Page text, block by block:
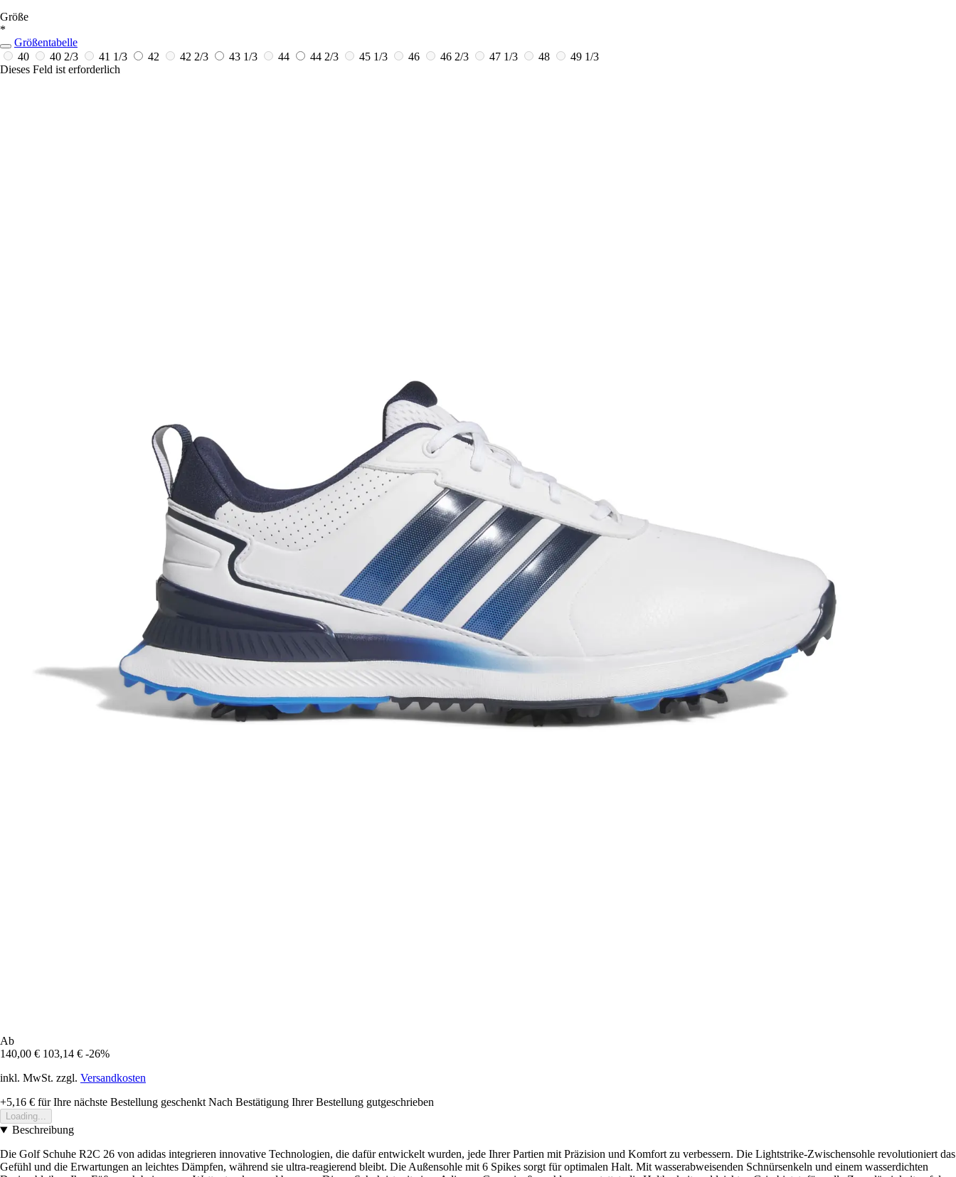
Größe
*
Größentabelle
40
40 2/3 41 1/3 42 42 2/3 43 1/3 44 44 2/3 45 1/3 46 46 2/3 47 1/3 48
49 1/3
Dieses Feld ist erforderlich
Ab
140,00 € 103,14 € -26%
inkl. MwSt. zzgl. Versandkosten
+5,16 € für Ihre nächste Bestellung geschenkt Nach Bestätigung Ihrer Bestellung gutgeschrieben
Loading...
Beschreibung
Die Golf Schuhe R2C 26 von adidas integrieren innovative Technologien, die dafür entwickelt wurden, jede Ihrer Partien mit Präzision und Komfort zu verbessern. Die Lightstrike-Zwischensohle revolutioniert das
Gefühl und die Erwartungen an leichtes Dämpfen, während sie ultra-reagierend bleibt. Die Außensohle mit 6 Spikes sorgt für optimalen Halt. Mit wasserabweisenden Schnürsenkeln und einem wasserdichten